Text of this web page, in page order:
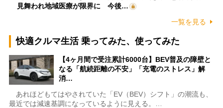
見舞われ地域医療が限界に 今後…
一覧を見る
快適クルマ生活 乗ってみた、使ってみた
【4ヶ月間で受注累計6000台】BEV普及の障壁と
なる「航続距離の不安」「充電のストレス」解
消…
あれほどもてはやされていた「EV（BEV）シフト」の潮流も、
最近では減速基調になっているように見える。…